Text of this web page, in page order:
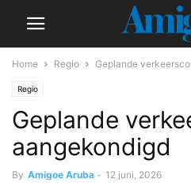
Home Regio Geplande
Regio
Geplande
aangekondigd
By Amigoe Aruba - 12 juni, 2026